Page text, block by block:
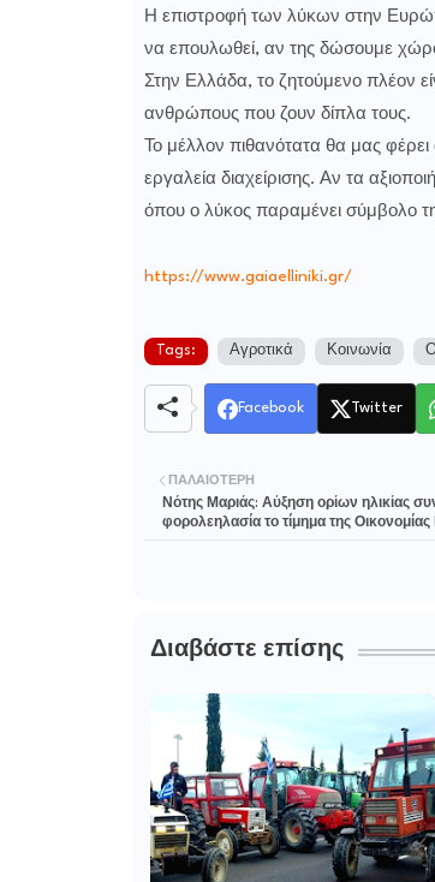
Η επιστροφή των λύκων στην
να επουλωθεί, αν της δώσουμε
Στην Ελλάδα, το ζητούμενο πλέον
ανθρώπους που ζουν δίπλα τους.
Το μέλλον πιθανότατα θα μας
εργαλεία διαχείρισης. Αν τα
όπου ο λύκος παραμένει σύμβολο
https://www.gaiaelliniki.gr/
Tags: Αγροτικά Κοινωνία
Facebook Twitter
ΠΑΛΑΙΌΤΕΡΗ
Νότης Μαριάς: Αύξηση ορίων ηλικίας
φορολεηλασία το τίμημα της
Διαβάστε επίσης